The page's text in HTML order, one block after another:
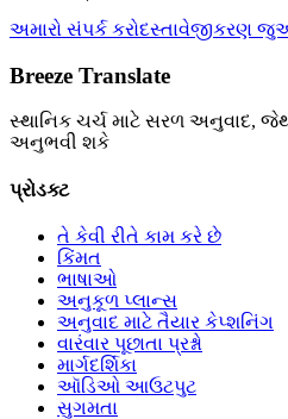
અમારો સંપર્ક કરોદસ્તાવેજીકરણ
Breeze Translate
સ્થાનિક ચર્ચ માટે સરળ અનુવાદ,
અનુભવી શકે
પ્રોડક્ટ
તે કેવી રીતે કામ કરે છે
કિંમત
ભાષાઓ
અનુકૂળ પ્લાન્સ
અનુવાદ માટે તૈયાર કેપ્શનિંગ
વારંવાર પૂછાતા પ્રશ્નો
માર્ગદર્શિકા
ઑડિઓ આઉટપુટ
સુગમતા